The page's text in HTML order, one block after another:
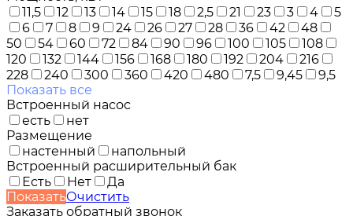
11,5
12 13 14 15 18 2,5 21 23 3 4
5
6
7 8 9 24 26 27 28 36 42
48
50
54 60 72 84 90 96 100 105
108
120
132 144 156 168 180 192 204
216
228
240 300 360 420 480 7,5 9,45
9,5
Показать все
Встроенный насос
есть
нет
Размещение
настенный
напольный
Встроенный расширительный бак
Есть
Нет
Да
ПоказатьОчистить
Заказать обратный звонок